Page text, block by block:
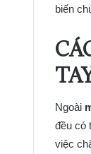
biến
Ngoài
đều có
việc